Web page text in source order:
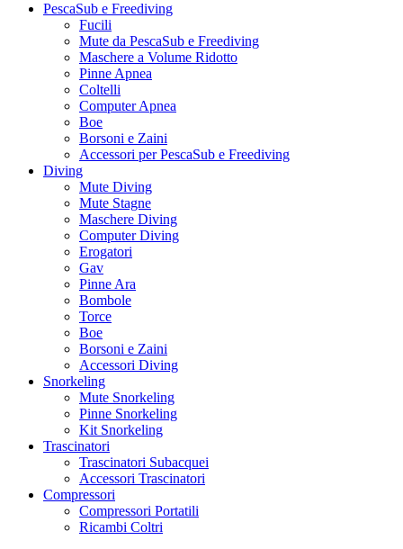
PescaSub e Freediving
Fucili
Mute da PescaSub e Freediving
Maschere a Volume Ridotto
Pinne Apnea
Coltelli
Computer Apnea
Boe
Borsoni e Zaini
Accessori per PescaSub e Freediving
Diving
Mute Diving
Mute Stagne
Maschere Diving
Computer Diving
Erogatori
Gav
Pinne Ara
Bombole
Torce
Boe
Borsoni e Zaini
Accessori Diving
Snorkeling
Mute Snorkeling
Pinne Snorkeling
Kit Snorkeling
Trascinatori
Trascinatori Subacquei
Accessori Trascinatori
Compressori
Compressori Portatili
Ricambi Coltri